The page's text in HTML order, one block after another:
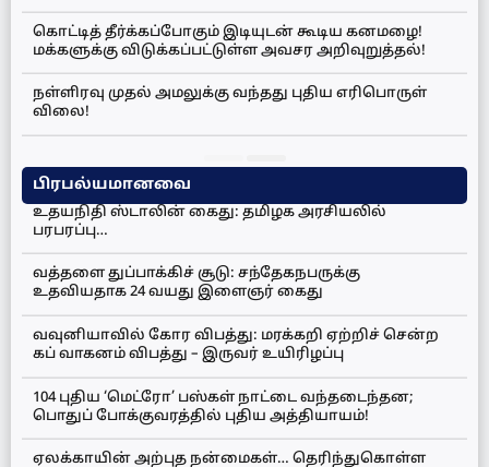
கொட்டித் தீர்க்கப்போகும் இடியுடன் கூடிய கனமழை!
மக்களுக்கு விடுக்கப்பட்டுள்ள அவசர அறிவுறுத்தல்!
நள்ளிரவு முதல் அமலுக்கு வந்தது புதிய எரிபொருள்
விலை!
பிரபல்யமானவை
உதயநிதி ஸ்டாலின் கைது: தமிழக அரசியலில்
பரபரப்பு…
வத்தளை துப்பாக்கிச் சூடு: சந்தேகநபருக்கு
உதவியதாக 24 வயது இளைஞர் கைது
வவுனியாவில் கோர விபத்து: மரக்கறி ஏற்றிச் சென்ற
கப் வாகனம் விபத்து – இருவர் உயிரிழப்பு
104 புதிய ‘மெட்ரோ’ பஸ்கள் நாட்டை வந்தடைந்தன;
பொதுப் போக்குவரத்தில் புதிய அத்தியாயம்!
ஏலக்காயின் அற்புத நன்மைகள்… தெரிந்துகொள்ள